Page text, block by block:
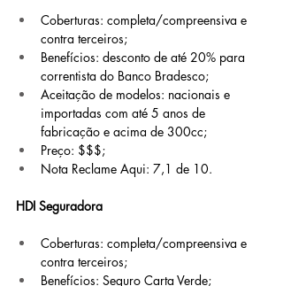
Coberturas: completa/compreensiva e
contra terceiros;
Benefícios: desconto de até 20% para
correntista do Banco Bradesco;
Aceitação de modelos: nacionais e
importadas com até 5 anos de
fabricação e acima de 300cc;
Preço: $$$;
Nota Reclame Aqui: 7,1 de 10.
HDI Seguradora
Coberturas: completa/compreensiva e
contra terceiros;
Benefícios: Seguro Carta Verde;